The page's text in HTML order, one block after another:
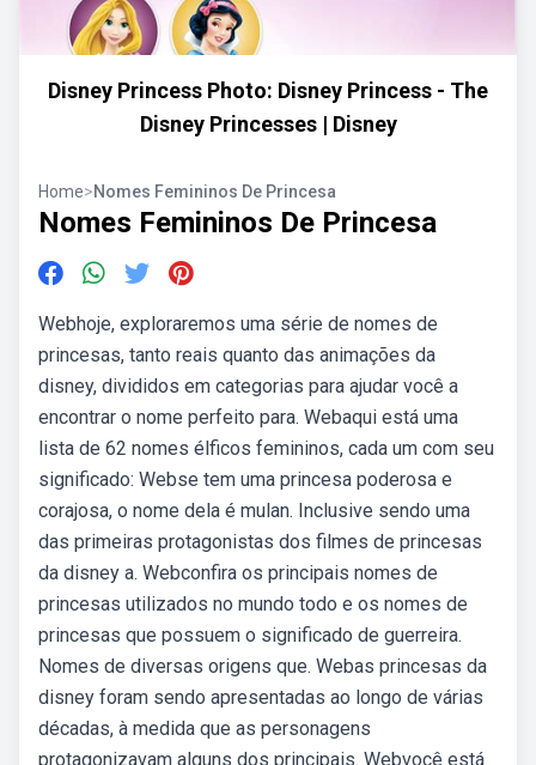
Disney Princess Photo: Disney Princess - The
Disney Princesses | Disney
Home>Nomes Femininos De Princesa
Nomes Femininos De Princesa
Webhoje, exploraremos uma série de nomes de
princesas, tanto reais quanto das animações da
disney, divididos em categorias para ajudar você a
encontrar o nome perfeito para. Webaqui está uma
lista de 62 nomes élficos femininos, cada um com seu
significado: Webse tem uma princesa poderosa e
corajosa, o nome dela é mulan. Inclusive sendo uma
das primeiras protagonistas dos filmes de princesas
da disney a. Webconfira os principais nomes de
princesas utilizados no mundo todo e os nomes de
princesas que possuem o significado de guerreira.
Nomes de diversas origens que. Webas princesas da
disney foram sendo apresentadas ao longo de várias
décadas, à medida que as personagens
protagonizavam alguns dos principais. Webvocê está